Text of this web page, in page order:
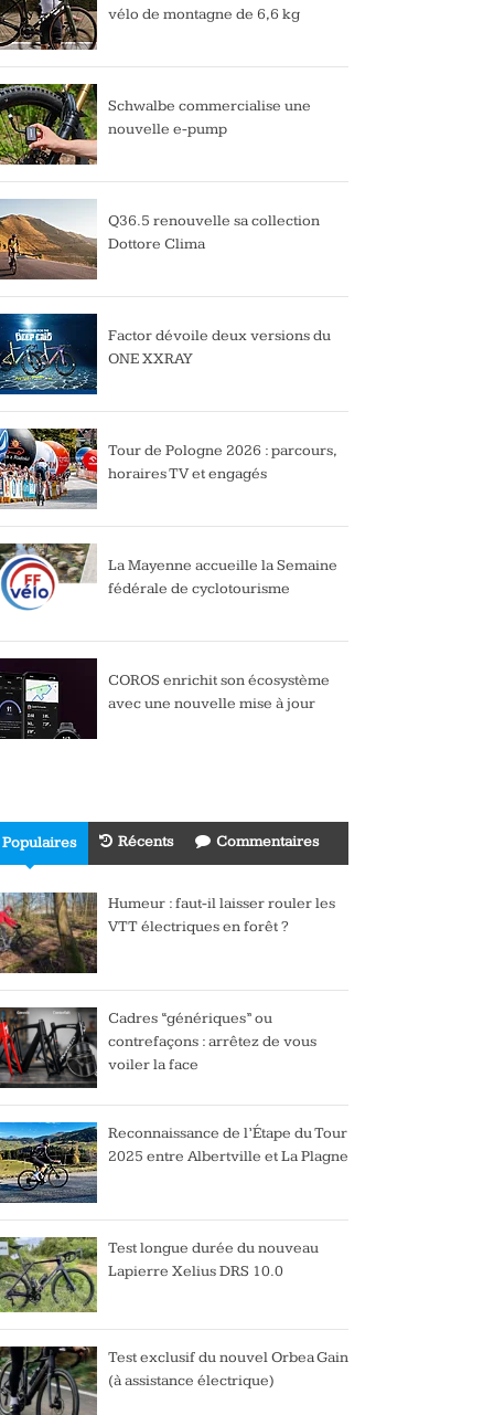
vélo de montagne de 6,6 kg
Schwalbe commercialise une
nouvelle e-pump
Q36.5 renouvelle sa collection
Dottore Clima
Factor dévoile deux versions du
ONE XXRAY
Tour de Pologne 2026 : parcours,
horaires TV et engagés
La Mayenne accueille la Semaine
fédérale de cyclotourisme
COROS enrichit son écosystème
avec une nouvelle mise à jour
Populaires Récents Commentaires
Humeur : faut-il laisser rouler les
VTT électriques en forêt ?
Cadres “génériques” ou
contrefaçons : arrêtez de vous
voiler la face
Reconnaissance de l’Étape du Tour
2025 entre Albertville et La Plagne
Test longue durée du nouveau
Lapierre Xelius DRS 10.0
Test exclusif du nouvel Orbea Gain
(à assistance électrique)